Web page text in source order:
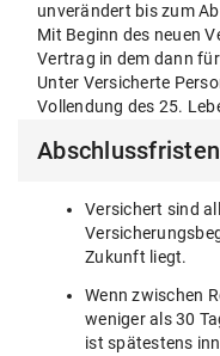
unverändert bis zum
Mit Beginn des neuen
Vertrag in dem dann
Unter Versicherte
Vollendung des 25.
Abschlussfristen
Versichert sind
Zukunft liegt.
Wenn zwischen
weniger als 30
ist spätestens